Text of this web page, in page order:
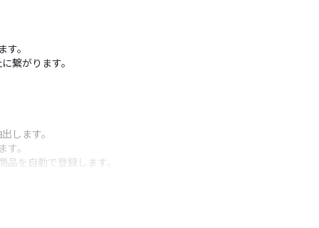
。
繋がります。
します。
。
を自動で登録します。